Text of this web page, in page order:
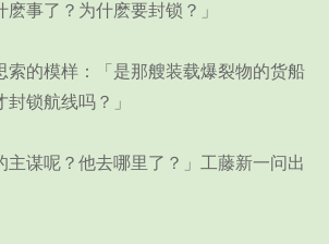
事了？为什麽要封锁？」
的模样：「是那艘装载爆裂物的货船
锁航线吗？」
谋呢？他去哪里了？」工藤新一问出